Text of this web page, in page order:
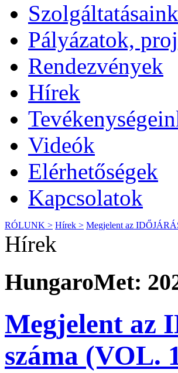
Szolgáltatásaink
Pályázatok,
Rendezvények
Hírek
Videók
Elérhetőségek
Kapcsolatok
RÓLUNK > Hírek > Megjelent az
Hírek
HungaroMet:
Megjelent az
száma (VOL.